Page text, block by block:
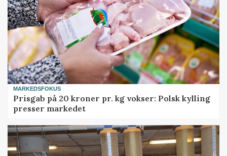
MARKEDSFOKUS
Prisgab på 20 kroner pr. kg vokser: Polsk kylling
presser markedet